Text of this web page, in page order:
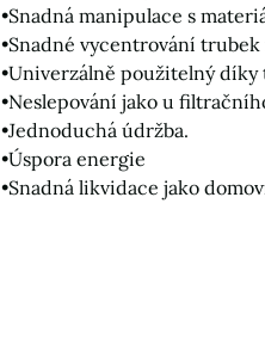
•Snadná manipulace s
•Snadné vycentrování
•Univerzálně použitelný
•Neslepování jako u
•Jednoduchá údržba.
•Úspora energie
•Snadná likvidace jako